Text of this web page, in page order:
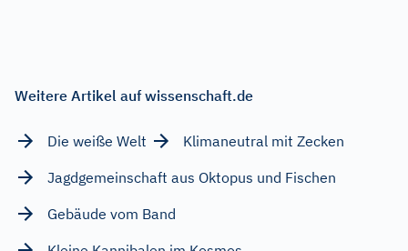
Weitere Artikel auf wissenschaft.de
Die weiße Welt
Klimaneutral mit Zecken
Jagdgemeinschaft aus Oktopus und Fischen
Gebäude vom Band